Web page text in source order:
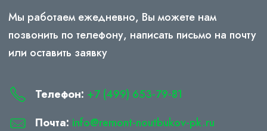
Мы работаем ежедневно, Вы можете нам
позвонить по телефону, написать письмо на почту
или оставить заявку
Телефон: +7 (499) 653-79-81
Почта: info@remont-noutbukov-pk.ru